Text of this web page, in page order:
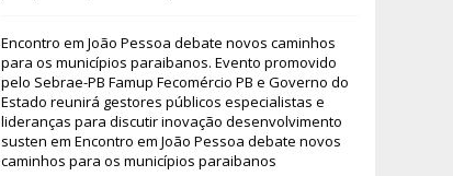
Encontro em João Pessoa debate novos caminhos
para os municípios paraibanos. Evento promovido
pelo Sebrae-PB Famup Fecomércio PB e Governo do
Estado reunirá gestores públicos especialistas e
lideranças para discutir inovação desenvolvimento
susten em Encontro em João Pessoa debate novos
caminhos para os municípios paraibanos